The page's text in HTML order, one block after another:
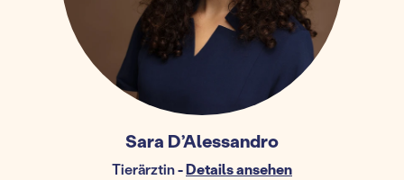
Sara D’Alessandro
Tierärztin-Details ansehen